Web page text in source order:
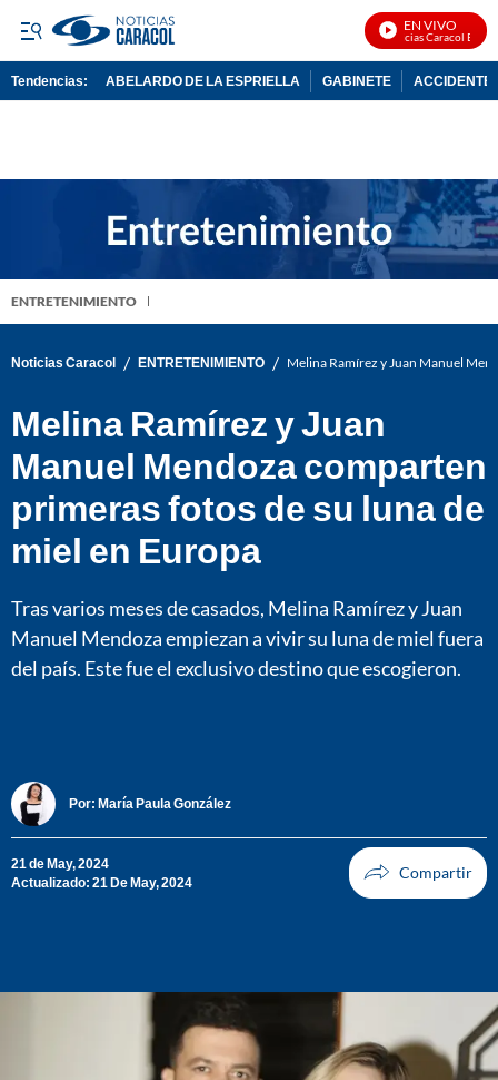
EN VIVO
Noticias Caracol En Vivo
Tendencias: ABELARDO DE LA ESPRIELLA GABINETE ACCIDENTE
ENTRETENIMIENTO
Noticias Caracol / ENTRETENIMIENTO / Melina Ramírez y Juan Manuel
Melina Ramírez y Juan
Manuel Mendoza comparten
primeras fotos de su luna de
miel en Europa
Tras varios meses de casados, Melina Ramírez y Juan
Manuel Mendoza empiezan a vivir su luna de miel fuera
del país. Este fue el exclusivo destino que escogieron.
Por: María Paula González
21 de May, 2024
Actualizado: 21 De May, 2024